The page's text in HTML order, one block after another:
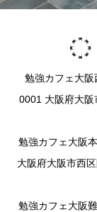
勉強カフェ大
0001 大阪府大
勉強カフェ大阪
大阪府大阪市西
勉強カフェ大阪